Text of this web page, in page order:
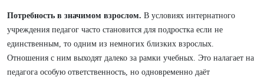
Потребность в значимом взрослом. В условиях интернатного
учреждения педагог часто становится для подростка если не
единственным, то одним из немногих близких взрослых.
Отношения с ним выходят далеко за рамки учебных. Это налагает на
педагога особую ответственность, но одновременно даёт